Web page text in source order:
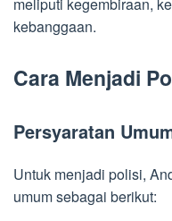
meliputi kegembiraan,
kebanggaan.
Cara Menjadi
Persyaratan
Untuk menjadi polisi,
umum sebagai berikut: